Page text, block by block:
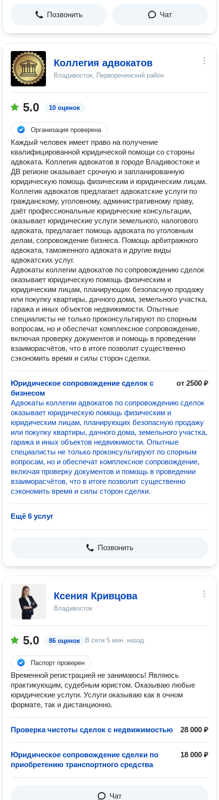
Позвонить Чат
Коллегия адвокатов
Владивосток, Первореченский район
5.0 10 оценок
Организация проверена
Каждый человек имеет право на получение
квалифицированной юридической помощи со стороны
адвоката. Коллегия адвокатов в городе Владивостоке и
ДВ регионе оказывает срочную и запланированную
юридическую помощь физическим и юридическим лицам.
Коллегия адвокатов предлагает адвокатские услуги по
гражданскому, уголовному, административному праву,
даёт профессиональные юридические консультации,
оказывает юридические услуги земельного, налогового
адвоката, предлагает помощь адвоката по уголовным
делам, сопровождение бизнеса. Помощь арбитражного
адвоката, таможенного адвоката и другие виды
адвокатских услуг.
Адвокаты коллегии адвокатов по сопровождению сделок
оказывает юридическую помощь физическим и
юридическим лицам, планирующих безопасную продажу
или покупку квартиры, дачного дома, земельного участка,
гаража и иных объектов недвижимости. Опытные
специалисты не только проконсультируют по спорным
вопросам, но и обеспечат комплексное сопровождение,
включая проверку документов и помощь в проведении
взаиморасчётов, что в итоге позволит существенно
сэкономить время и силы сторон сделки.
Юридическое сопровождение сделок с
бизнесом
от 2500 ₽
Адвокаты коллегии адвокатов по сопровождению сделок
оказывает юридическую помощь физическим и
юридическим лицам, планирующих безопасную продажу
или покупку квартиры, дачного дома, земельного участка,
гаража и иных объектов недвижимости. Опытные
специалисты не только проконсультируют по спорным
вопросам, но и обеспечат комплексное сопровождение,
включая проверку документов и помощь в проведении
взаиморасчётов, что в итоге позволит существенно
сэкономить время и силы сторон сделки.
Ещё 6 услуг
Позвонить
Ксения Кривцова
Владивосток
5.0 86 оценок В сети 5 мин. назад
Паспорт проверен
Временной регистрацией не занимаюсь! Являюсь
практикующим, судебным юристом. Оказываю любые
юридические услуги. Услуги оказываю как в очном
формате, так и дистанционно.
Проверка чистоты сделок с недвижимостью 28 000 ₽
Юридическое сопровождение сделки по
приобретению транспортного средства
18 000 ₽
Чат